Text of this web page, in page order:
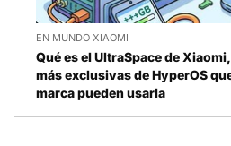
EN MUNDO XIAOMI
Qué es el UltraSpace de
más exclusivas de HyperOS
marca pueden usarla